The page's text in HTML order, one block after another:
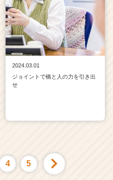
2024.03.01
ジョイントで橋と人の力を引き出
せ
4 5